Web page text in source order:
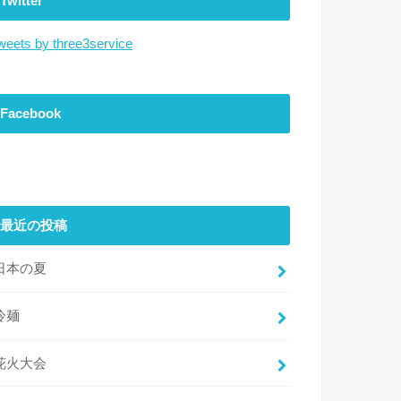
by three3service
Facebook
最近の投稿
本の夏
麺
火大会